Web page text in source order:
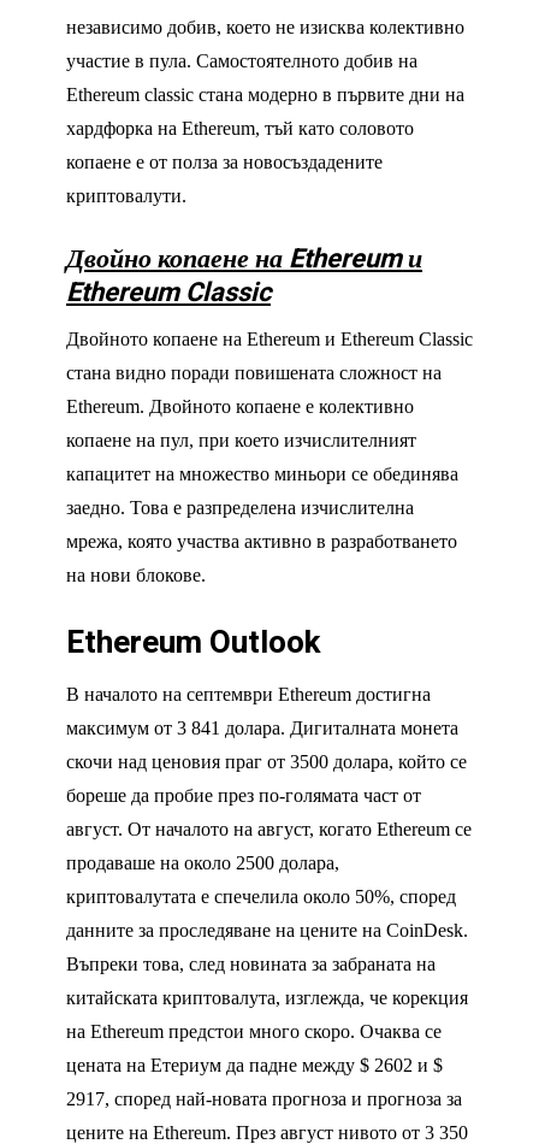
независимо добив, което не изисква колективно
участие в пула. Самостоятелното добив на
Ethereum classic стана модерно в първите дни на
хардфорка на Ethereum, тъй като соловото
копаене е от полза за новосъздадените
криптовалути.
Двойно копаене на Ethereum и
Ethereum Classic
Двойното копаене на Ethereum и Ethereum Classic
стана видно поради повишената сложност на
Ethereum. Двойното копаене е колективно
копаене на пул, при което изчислителният
капацитет на множество миньори се обединява
заедно. Това е разпределена изчислителна
мрежа, която участва активно в разработването
на нови блокове.
Ethereum Outlook
В началото на септември Ethereum достигна
максимум от 3 841 долара. Дигиталната монета
скочи над ценовия праг от 3500 долара, който се
бореше да пробие през по-голямата част от
август. От началото на август, когато Ethereum се
продаваше на около 2500 долара,
криптовалутата е спечелила около 50%, според
данните за проследяване на цените на CoinDesk.
Въпреки това, след новината за забраната на
китайската криптовалута, изглежда, че корекция
на Ethereum предстои много скоро. Очаква се
цената на Етериум да падне между $ 2602 и $
2917, според най-новата прогноза и прогноза за
цените на Ethereum. През август нивото от 3 350